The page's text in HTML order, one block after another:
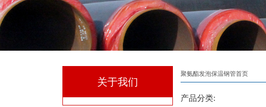
关于我们
聚氨酯发泡保温钢管首页
产品分类: